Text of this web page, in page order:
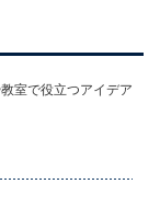
室で役立つアイデア